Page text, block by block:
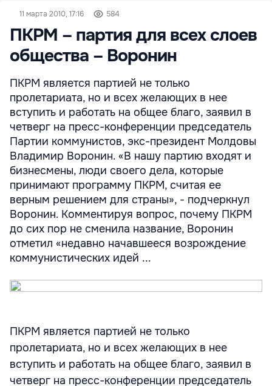
11 марта 2010, 17:16 584
ПКРМ – партия для всех слоев
общества – Воронин
ПКРМ является партией не только
пролетариата, но и всех желающих в нее
вступить и работать на общее благо, заявил в
четверг на пресс-конференции председатель
Партии коммунистов, экс-президент Молдовы
Владимир Воронин. «В нашу партию входят и
бизнесмены, люди своего дела, которые
принимают программу ПКРМ, считая ее
верным решением для страны», - подчеркнул
Воронин. Комментируя вопрос, почему ПКРМ
до сих пор не сменила название, Воронин
отметил «недавно начавшееся возрождение
коммунистических идей ...
ПКРМ является партией не только
пролетариата, но и всех желающих в нее
вступить и работать на общее благо, заявил в
четверг на пресс-конференции председатель